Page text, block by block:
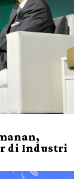
di Industri